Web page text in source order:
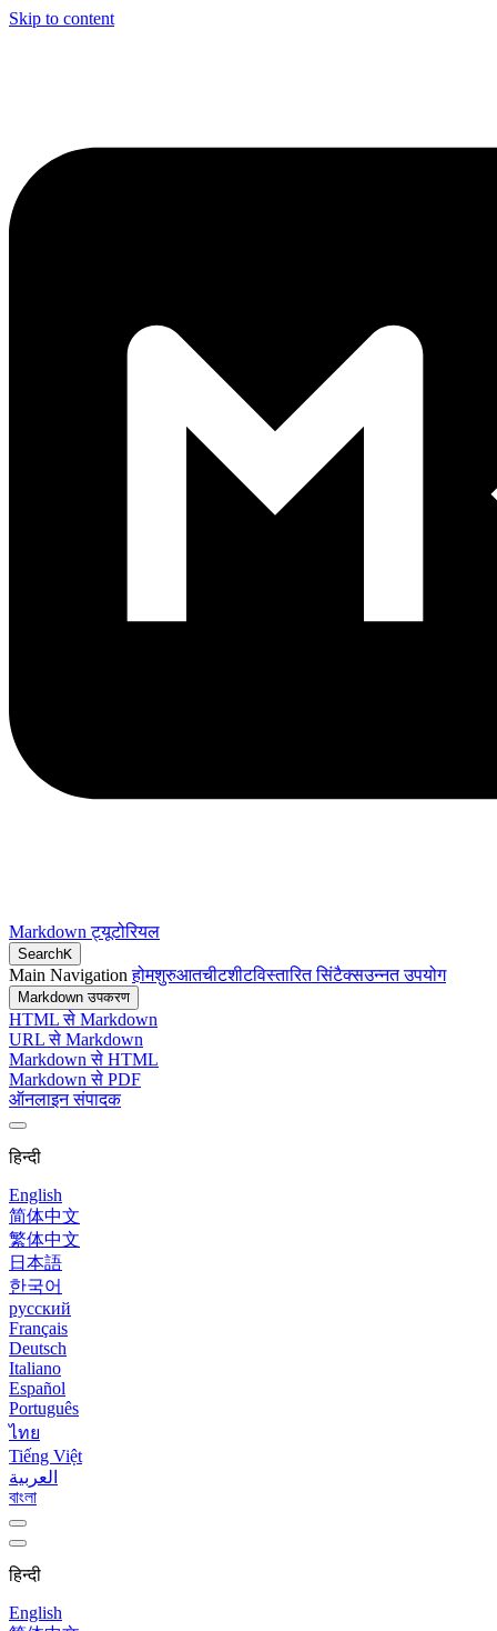
Skip to content
Markdown ट्यूटोरियल
SearchK
Main Navigationहोमशुरुआतचीटशीटविस्तारित सिंटैक्सउन्नत उपयोग
Markdown उपकरण
HTML से Markdown
URL से Markdown
Markdown से HTML
Markdown से PDF
ऑनलाइन संपादक
हिन्दी
English
简体中文
繁体中文
日本語
한국어
русский
Français
Deutsch
Italiano
Español
Português
ไทย
Tiếng Việt
العربية
বাংলা
हिन्दी
English